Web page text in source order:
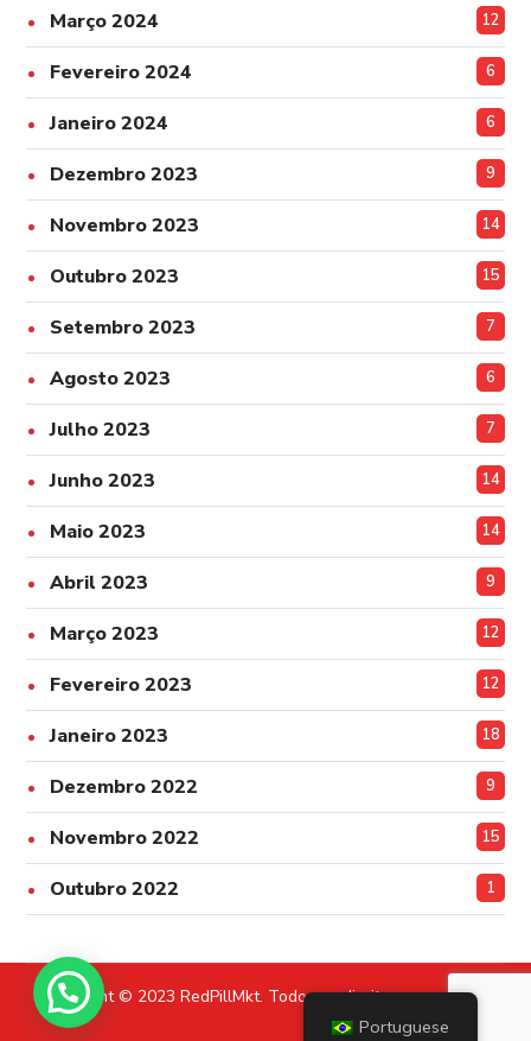
Março 2024 12
Fevereiro 2024 6
Janeiro 2024 6
Dezembro 2023 9
Novembro 2023 14
Outubro 2023 15
Setembro 2023 7
Agosto 2023 6
Julho 2023 7
Junho 2023 14
Maio 2023 14
Abril 2023 9
Março 2023 12
Fevereiro 2023 12
Janeiro 2023 18
Dezembro 2022 9
Novembro 2022 15
Outubro 2022 1
Copyright © 2023 RedPillMkt. Todos os direitos reservados.
Política de Privacidade
Portuguese